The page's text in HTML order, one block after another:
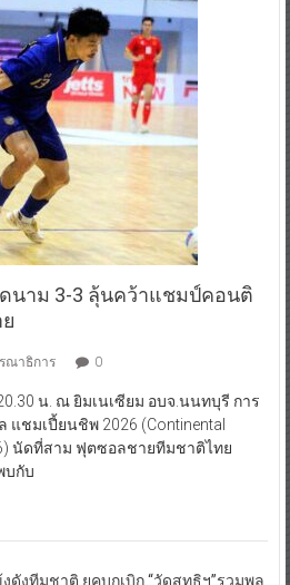
นาม 3-3 ลุ้นคว้าแชมป์คอนติ
ณาธิการ 0
น. ณ ยิมเนเซียม อบจ.นนทบุรี การ
ชมเปี้ยนชิพ 2026 (Continental
นัดที่สาม ฟุตซอลชายทีมชาติไทย
บกับ
ดังทีมชาติ ยุคบุกเบิก “วัดสุทธิฯ”รวมพล